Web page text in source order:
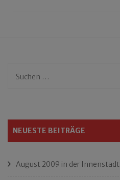
Suchen
NEUESTE BEITRÄGE
August 2009 in der Innenstadt